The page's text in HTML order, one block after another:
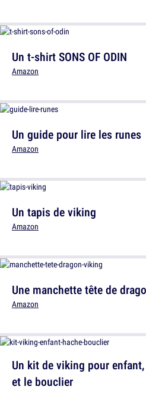
Un t-shirt SONS OF ODIN
Amazon
Un tapis de viking
Amazon
Un kit de viking pour
et le bouclier
Un guide pour lire les runes
Amazon
Une manchette tête de
Amazon